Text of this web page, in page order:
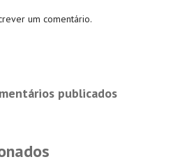
um comentário.
publicados